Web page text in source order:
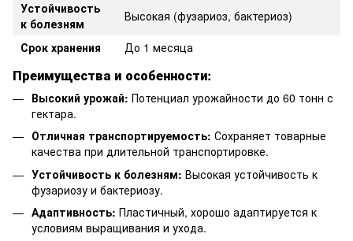
Устойчивость
к болезням
Высокая (фузариоз, бактериоз)
Срок хранения
До 1 месяца
Преимущества и особенности:
Высокий урожай: Потенциал урожайности до 60 тонн с
гектара.
Отличная транспортируемость: Сохраняет товарные
качества при длительной транспортировке.
Устойчивость к болезням: Высокая устойчивость к
фузариозу и бактериозу.
Адаптивность: Пластичный, хорошо адаптируется к
условиям выращивания и ухода.